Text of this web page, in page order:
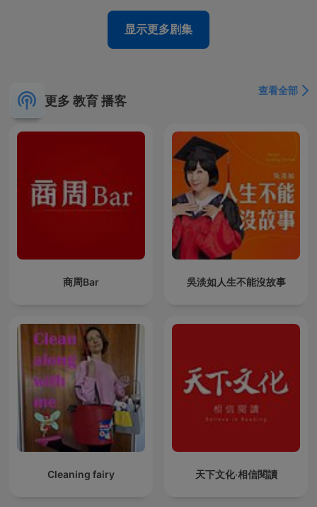
显示更多剧集
更多 教育 播客
查看全部
商周Bar 吳淡如人生不能沒故事
Cleaning fairy 天下文化‧相信閱讀